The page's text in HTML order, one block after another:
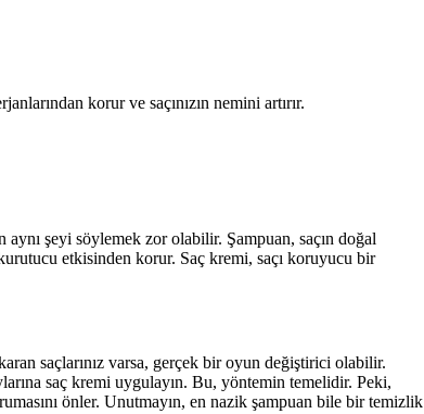
korur ve saçınızın nemini artırır.
şeyi söylemek zor olabilir. Şampuan, saçın doğal
etkisinden korur. Saç kremi, saçı koruyucu bir
saçlarınız varsa, gerçek bir oyun değiştirici olabilir.
saç kremi uygulayın. Bu, yöntemin temelidir. Peki,
önler. Unutmayın, en nazik şampuan bile bir temizlik